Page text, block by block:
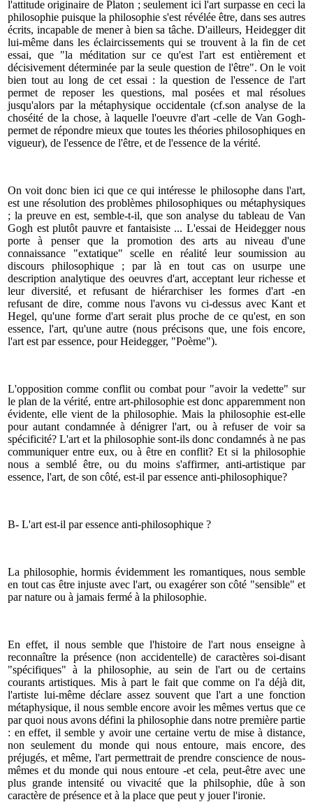
l'attitude originaire de Platon ; seulement ici l'art surpasse en ceci la
philosophie puisque la philosophie s'est révélée être, dans ses autres
écrits, incapable de mener à bien sa tâche. D'ailleurs, Heidegger dit
lui-même dans les éclaircissements qui se trouvent à la fin de cet
essai, que "la méditation sur ce qu'est l'art est entièrement et
décisivement déterminée par la seule question de l'être". On le voit
bien tout au long de cet essai : la question de l'essence de l'art
permet de reposer les questions, mal posées et mal résolues
jusqu'alors par la métaphysique occidentale (cf.son analyse de la
choséité de la chose, à laquelle l'oeuvre d'art -celle de Van Gogh-
permet de répondre mieux que toutes les théories philosophiques en
vigueur), de l'essence de l'être, et de l'essence de la vérité.
On voit donc bien ici que ce qui intéresse le philosophe dans l'art,
est une résolution des problèmes philosophiques ou métaphysiques
; la preuve en est, semble-t-il, que son analyse du tableau de Van
Gogh est plutôt pauvre et fantaisiste ... L'essai de Heidegger nous
porte à penser que la promotion des arts au niveau d'une
connaissance "extatique" scelle en réalité leur soumission au
discours philosophique ; par là en tout cas on usurpe une
description analytique des oeuvres d'art, acceptant leur richesse et
leur diversité, et refusant de hiérarchiser les formes d'art -en
refusant de dire, comme nous l'avons vu ci-dessus avec Kant et
Hegel, qu'une forme d'art serait plus proche de ce qu'est, en son
essence, l'art, qu'une autre (nous précisons que, une fois encore,
l'art est par essence, pour Heidegger, "Poème").
L'opposition comme conflit ou combat pour "avoir la vedette" sur
le plan de la vérité, entre art-philosophie est donc apparemment non
évidente, elle vient de la philosophie. Mais la philosophie est-elle
pour autant condamnée à dénigrer l'art, ou à refuser de voir sa
spécificité? L'art et la philosophie sont-ils donc condamnés à ne pas
communiquer entre eux, ou à être en conflit? Et si la philosophie
nous a semblé être, ou du moins s'affirmer, anti-artistique par
essence, l'art, de son côté, est-il par essence anti-philosophique?
B- L'art est-il par essence anti-philosophique ?
La philosophie, hormis évidemment les romantiques, nous semble
en tout cas être injuste avec l'art, ou exagérer son côté "sensible" et
par nature ou à jamais fermé à la philosophie.
En effet, il nous semble que l'histoire de l'art nous enseigne à
reconnaître la présence (non accidentelle) de caractères soi-disant
"spécifiques" à la philosophie, au sein de l'art ou de certains
courants artistiques. Mis à part le fait que comme on l'a déjà dit,
l'artiste lui-même déclare assez souvent que l'art a une fonction
métaphysique, il nous semble encore avoir les mêmes vertus que ce
par quoi nous avons défini la philosophie dans notre première partie
: en effet, il semble y avoir une certaine vertu de mise à distance,
non seulement du monde qui nous entoure, mais encore, des
préjugés, et même, l'art permettrait de prendre conscience de nous-
mêmes et du monde qui nous entoure -et cela, peut-être avec une
plus grande intensité ou vivacité que la philsophie, dûe à son
caractère de présence et à la place que peut y jouer l'ironie.